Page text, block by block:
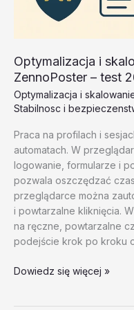
Optymalizacja i
ZennoPoster – test
Optymalizacja i
Stabilnosc i
Praca na profilach i
automatach. W
logowanie, formularze i
pozwala oszczędzać
przeglądarce można
i powtarzalne kliknięcia.
na ręczne, powtarzalne
podejście krok po kroku
Optymalizacja
Dowiedz się więcej »